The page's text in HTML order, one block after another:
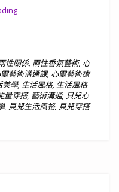
“貝語錄｜心裡溫暖的人才是
性關係, 兩性香氛藝術, 心
藝術溝通課, 心靈藝術療
美學, 生活風格, 生活風格
量穿搭, 藝術溝通, 貝兒心
, 貝兒生活風格, 貝兒穿搭